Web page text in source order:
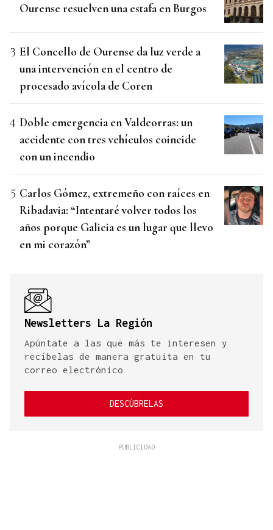
Ourense resuelven una estafa en Burgos
El Concello de Ourense da luz verde a
una intervención en el centro de
procesado avícola de Coren
Doble emergencia en Valdeorras: un
accidente con tres vehículos coincide
con un incendio
Carlos Gómez, extremeño con raíces en
Ribadavia: “Intentaré volver todos los
años porque Galicia es un lugar que llevo
en mi corazón”
Newsletters La Región
Apúntate a las que más te interesen y
recíbelas de manera gratuita en tu
correo electrónico
DESCÚBRELAS